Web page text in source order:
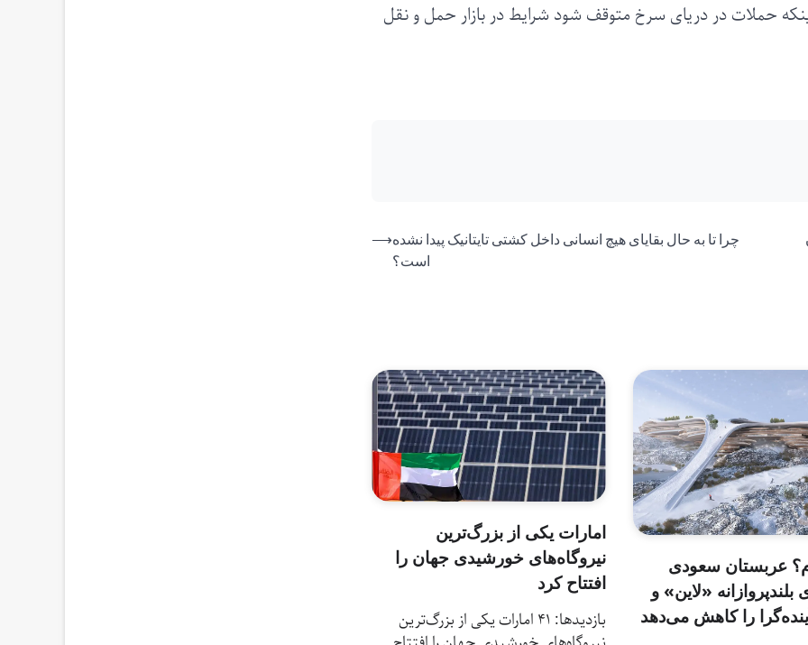
حملات در دریای سرخ متوقف شود شرایط در بازار حمل و نقل
چرا تا به حال بقایای هیچ انسانی داخل کشتی تایتانیک پیدا نشده
است؟
⟶
عربستان سعودی
بلندپروازانه «لاین» و
را کاهش می‌دهد
امارات یکی از بزرگ‌ترین
نیروگاه‌های خورشیدی جهان را
افتتاح کرد
بازدیدها: 41 امارات یکی از بزرگ‌ترین